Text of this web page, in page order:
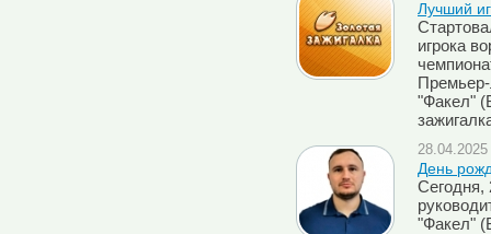
Лучший
игрока
"Факел"
День
Сегодня,
"Факел"